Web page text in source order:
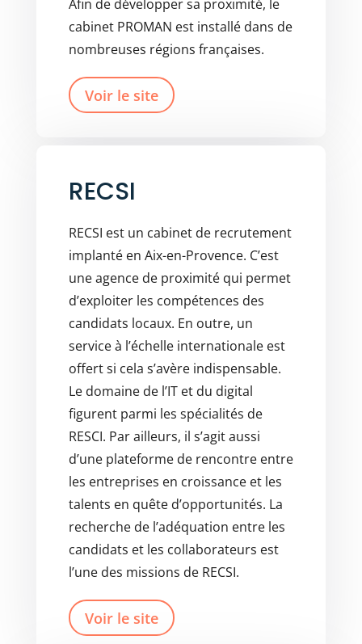
Afin de développer sa proximité, le
cabinet PROMAN est installé dans de
nombreuses régions françaises.
Voir le site
RECSI
RECSI est un cabinet de recrutement
implanté en Aix-en-Provence. C’est
une agence de proximité qui permet
d’exploiter les compétences des
candidats locaux. En outre, un
service à l’échelle internationale est
offert si cela s’avère indispensable.
Le domaine de l’IT et du digital
figurent parmi les spécialités de
RESCI. Par ailleurs, il s’agit aussi
d’une plateforme de rencontre entre
les entreprises en croissance et les
talents en quête d’opportunités. La
recherche de l’adéquation entre les
candidats et les collaborateurs est
l’une des missions de RECSI.
Voir le site